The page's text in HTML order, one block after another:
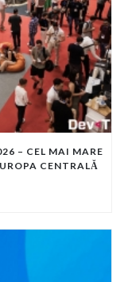
– CEL MAI MARE
CENTRALĂ